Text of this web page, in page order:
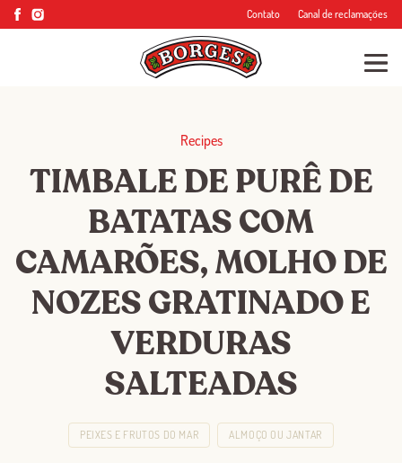
Contato Canal de reclamações
Recipes
TIMBALE DE PURÊ DE
BATATAS COM
CAMARÕES, MOLHO DE
NOZES GRATINADO E
VERDURAS
SALTEADAS
PEIXES E FRUTOS DO MAR ALMOÇO OU JANTAR